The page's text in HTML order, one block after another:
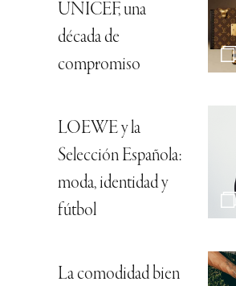
UNICEF, una
década de
compromiso
LOEWE y la
Selección Española:
moda, identidad y
fútbol
La comodidad bien